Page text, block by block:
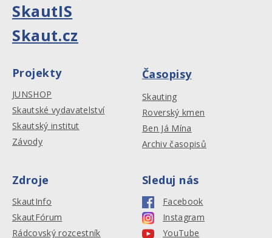
SkautIS
Skaut.cz
Projekty
JUNSHOP
Skautské vydavatelství
Skautský institut
Závody
Časopisy
Skauting
Roverský kmen
Ben Já Mína
Archiv časopisů
Zdroje
SkautInfo
SkautFórum
Rádcovský rozcestník
Sleduj nás
Facebook
Instagram
YouTube